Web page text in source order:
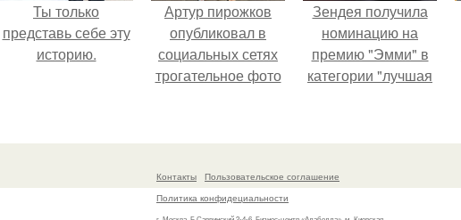
Ты только
представь себе эту
историю.
Артур пирожков
опубликовал в
социальных сетях
трогательное фото
сделанное во
путешествия в
Италию.
Зендея получила
номинацию на
премию "Эмми" в
категории "лучшая
сериале" за третий
Контакты
Пользовательское соглашение
Политика конфидециальности